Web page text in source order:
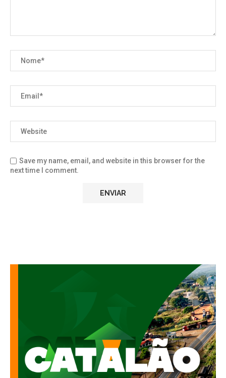
Save my name, email, and website in this browser for the
next time I comment.